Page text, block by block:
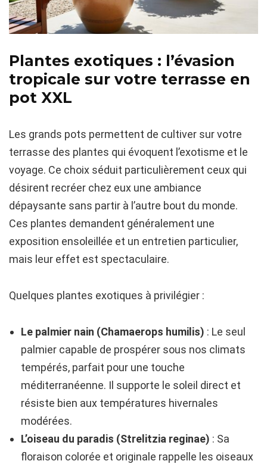
Plantes exotiques : l’évasion
tropicale sur votre terrasse en
pot XXL
Les grands pots permettent de cultiver sur votre
terrasse des plantes qui évoquent l’exotisme et le
voyage. Ce choix séduit particulièrement ceux qui
désirent recréer chez eux une ambiance
dépaysante sans partir à l’autre bout du monde.
Ces plantes demandent généralement une
exposition ensoleillée et un entretien particulier,
mais leur effet est spectaculaire.
Quelques plantes exotiques à privilégier :
Le palmier nain (Chamaerops humilis) : Le seul
palmier capable de prospérer sous nos climats
tempérés, parfait pour une touche
méditerranéenne. Il supporte le soleil direct et
résiste bien aux températures hivernales
modérées.
L’oiseau du paradis (Strelitzia reginae) : Sa
floraison colorée et originale rappelle les oiseaux